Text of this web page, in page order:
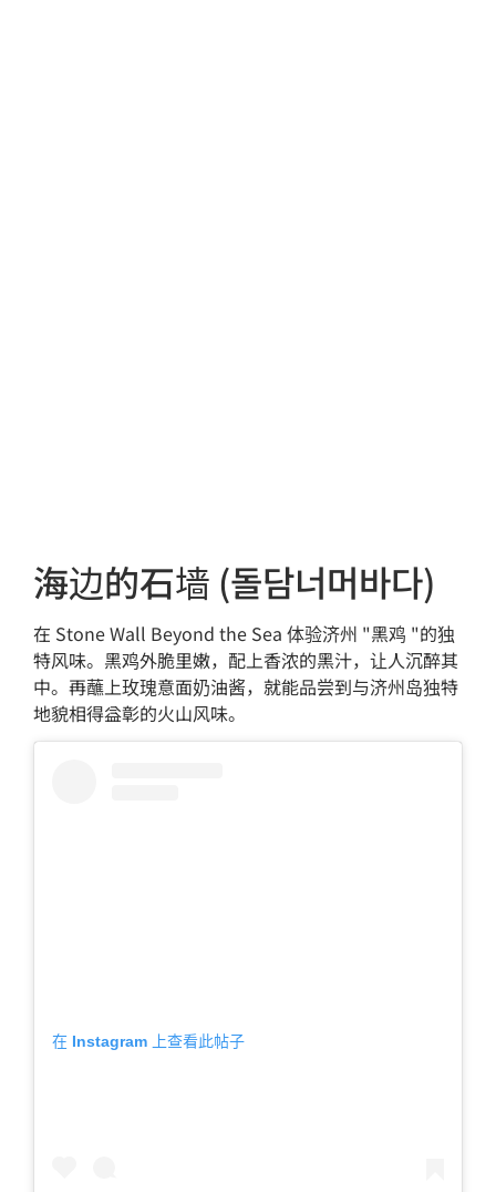
海边的石墙 (돌담너머바다)
在 Stone Wall Beyond the Sea 体验济州 "黑鸡 "的独
特风味。黑鸡外脆里嫩，配上香浓的黑汁，让人沉醉其
中。再蘸上玫瑰意面奶油酱，就能品尝到与济州岛独特
地貌相得益彰的火山风味。
在 Instagram 上查看此帖子